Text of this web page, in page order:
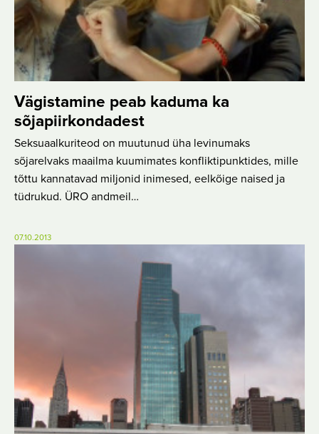
Vägistamine peab kaduma ka
sõjapiirkondadest
Seksuaalkuriteod on muutunud üha levinumaks
sõjarelvaks maailma kuumimates konfliktipunktides, mille
tõttu kannatavad miljonid inimesed, eelkõige naised ja
tüdrukud. ÜRO andmeil…
07.10.2013